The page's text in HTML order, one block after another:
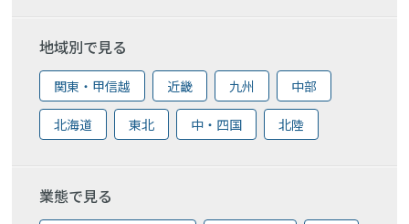
地域別で見る
関東・甲信越 近畿 九州 中部
北海道 東北 中・四国 北陸
業態で見る